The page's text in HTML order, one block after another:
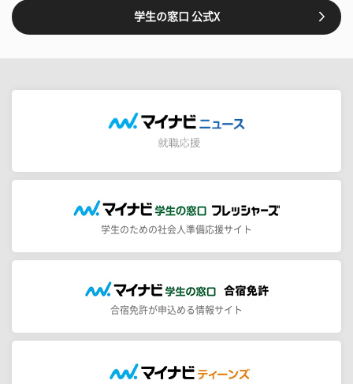
学生の窓口 公式X
学生のための社会人準備応援サイト
合宿免許が申込める情報サイト